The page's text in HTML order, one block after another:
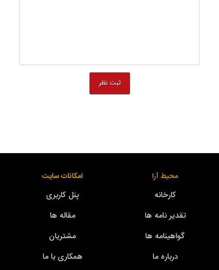
محیط آرا
کارخانه
تقدیر نامه ها
گواهینامه ها
درباره ما
امکانات سایت
پنل کاربری
مقاله ها
مشتریان
همکاری با ما